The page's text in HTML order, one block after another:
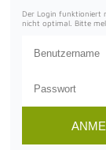
Der Login funktioniert
nicht optimal. Bitte